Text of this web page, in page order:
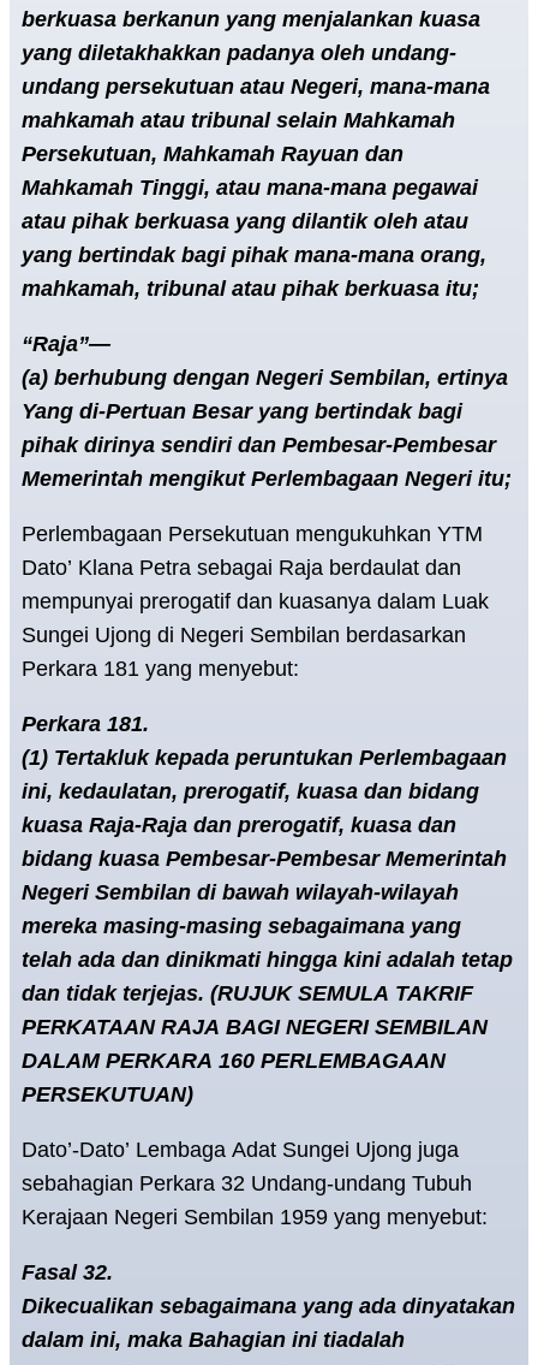
berkuasa berkanun yang menjalankan kuasa
yang diletakhakkan padanya oleh undang-
undang persekutuan atau Negeri, mana-mana
mahkamah atau tribunal selain Mahkamah
Persekutuan, Mahkamah Rayuan dan
Mahkamah Tinggi, atau mana-mana pegawai
atau pihak berkuasa yang dilantik oleh atau
yang bertindak bagi pihak mana-mana orang,
mahkamah, tribunal atau pihak berkuasa itu;
“Raja”—
(a) berhubung dengan Negeri Sembilan, ertinya
Yang di-Pertuan Besar yang bertindak bagi
pihak dirinya sendiri dan Pembesar-Pembesar
Memerintah mengikut Perlembagaan Negeri itu;
Perlembagaan Persekutuan mengukuhkan YTM
Dato’ Klana Petra sebagai Raja berdaulat dan
mempunyai prerogatif dan kuasanya dalam Luak
Sungei Ujong di Negeri Sembilan berdasarkan
Perkara 181 yang menyebut:
Perkara 181.
(1) Tertakluk kepada peruntukan Perlembagaan
ini, kedaulatan, prerogatif, kuasa dan bidang
kuasa Raja-Raja dan prerogatif, kuasa dan
bidang kuasa Pembesar-Pembesar Memerintah
Negeri Sembilan di bawah wilayah-wilayah
mereka masing-masing sebagaimana yang
telah ada dan dinikmati hingga kini adalah tetap
dan tidak terjejas. (RUJUK SEMULA TAKRIF
PERKATAAN RAJA BAGI NEGERI SEMBILAN
DALAM PERKARA 160 PERLEMBAGAAN
PERSEKUTUAN)
Dato’-Dato’ Lembaga Adat Sungei Ujong juga
sebahagian Perkara 32 Undang-undang Tubuh
Kerajaan Negeri Sembilan 1959 yang menyebut:
Fasal 32.
Dikecualikan sebagaimana yang ada dinyatakan
dalam ini, maka Bahagian ini tiadalah